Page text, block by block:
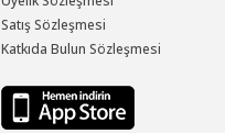
Satış Sözleşmesi
Katkıda Bulun Sözleşmesi